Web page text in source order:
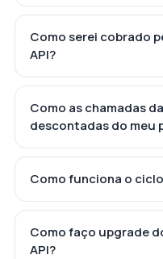
Como serei cobrado
API?
Como as chamadas
descontadas do meu
Como funciona o
Como faço upgrade
API?